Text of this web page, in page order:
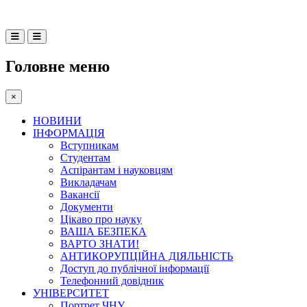
Головне меню
×
НОВИНИ
ІНФОРМАЦІЯ
Вступникам
Студентам
Аспірантам і науковцям
Викладачам
Вакансії
Документи
Цікаво про науку
ВАША БЕЗПЕКА
ВАРТО ЗНАТИ!
АНТИКОРУПЦІЙНА ДІЯЛЬНІСТЬ
Доступ до публічної інформації
Телефонний довідник
УНІВЕРСИТЕТ